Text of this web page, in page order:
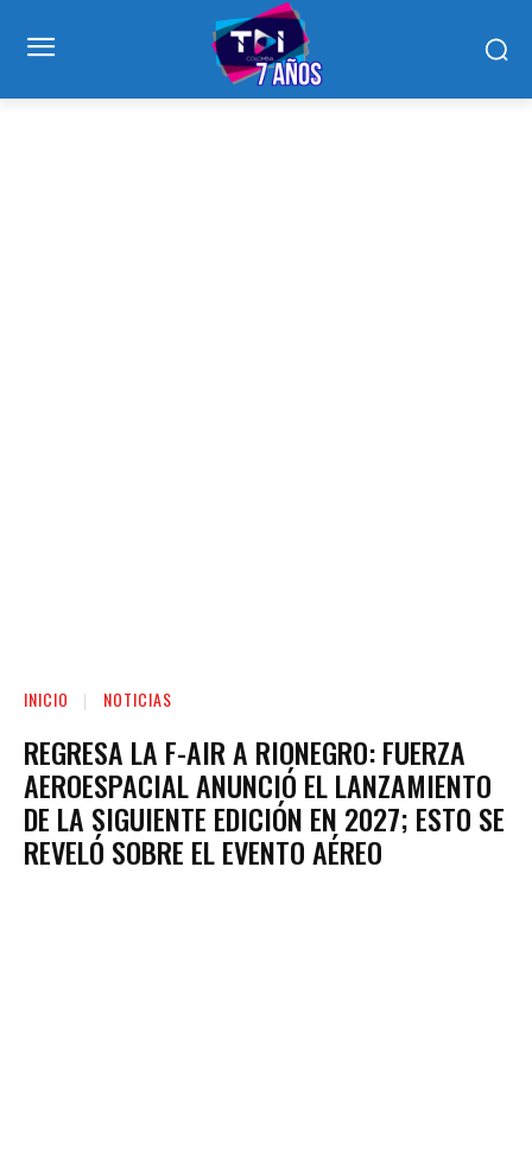
INICIO NOTICIAS
REGRESA LA F-AIR A RIONEGRO: FUERZA
AEROESPACIAL ANUNCIÓ EL LANZAMIENTO
DE LA SIGUIENTE EDICIÓN EN 2027; ESTO SE
REVELÓ SOBRE EL EVENTO AÉREO